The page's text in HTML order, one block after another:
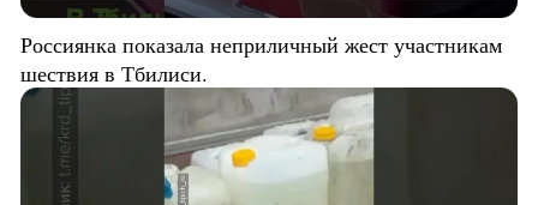
Россиянка показала неприличный жест участникам
шествия в Тбилиси.